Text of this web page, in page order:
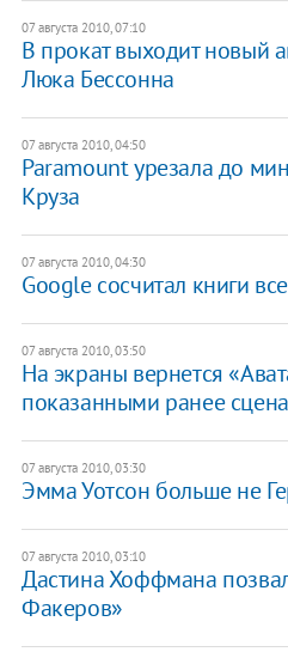
07 августа 2010, 07:10
В прокат выходит новый
Люка Бессонна
07 августа 2010, 04:50
Paramount урезала до
Круза
07 августа 2010, 04:30
Google сосчитал книги
07 августа 2010, 03:50
На экраны вернется
показанными ранее
07 августа 2010, 03:30
Эмма Уотсон больше не
07 августа 2010, 03:10
Дастина Хоффмана
Факеров»